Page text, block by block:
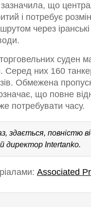
що
і потребує
через
суден
Серед них 160
Обмежена
що повне
потребувати часу.
здається, повністю
директор Intertanko.
Associated